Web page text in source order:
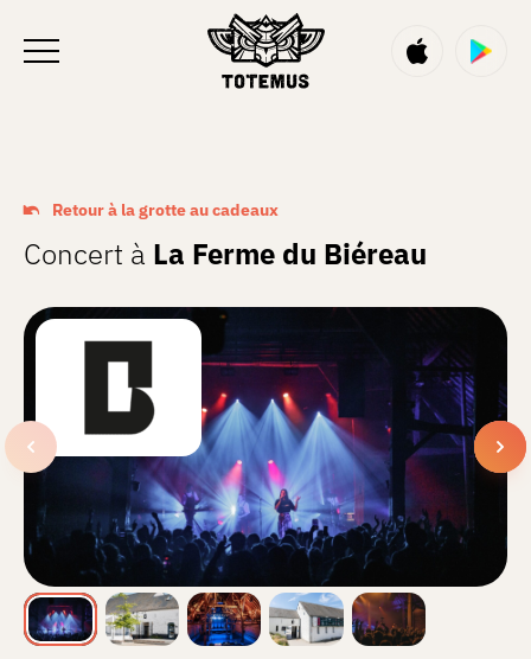
Retour à la grotte au cadeaux
Concert à La Ferme du Biéreau